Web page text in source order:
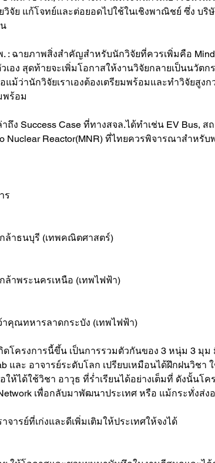
จัย แก้โจทย์และต่อยอดไปใช้ในเชิงพาณิชย์ ซึ่ง บ
ฉายภาพสิ่งสำคัญสำหรับนักวิจัยที่ควรเพิ่มคือ
อง สุดท้ายจะเพิ่มโอกาสให้งานวิจัยกลายเป็นนวัต
ม้ว่านักวิจัยเราเองต้องเตรียมพร้อมและทำวิจัยสูง
พร้อม
Success Case ที่ทางสจล.ได้ทำเช่น EV Bus, ส
Nuclear Reactor(MNR) ที่ไทยควรพิจารณาสำห
ร
ล้าธนบุรี (เทพคณิตศาสตร์)
าพระนครเหนือ (เทพไฟฟ้า)
คุณทหารลาดกระบัง (เทพไฟฟ้า)
ดโครงการนี้ขึ้น เป็นการรวมตัวกันของ 3 หนุ่ม 3 มุม
และ อาจารย์ระดับโลก เปรียบเหมือนได้ฝึกฝนวิช
ห้ได้ใช้วิชา อาวุธ ที่ร่ำเรียนได้อย่างเต็มที่ ดังนั้นโ
เพื่อกลับมาพัฒนาประเทศ หรือ แม้กระทั่งส่
ารย์ที่เก่งและดีเพิ่มเติมให้ประเทศให้จงได้